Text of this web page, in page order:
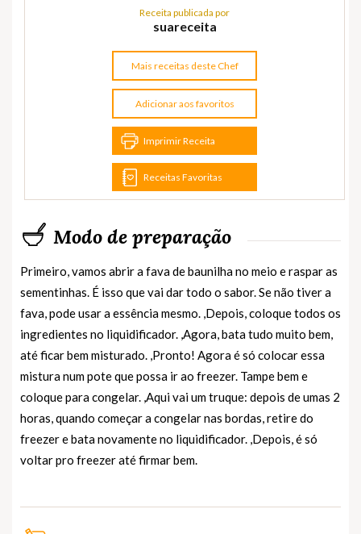
Receita publicada por
suareceita
Mais receitas deste Chef
Adicionar aos favoritos
Imprimir Receita
Receitas Favoritas
Modo de preparação
Primeiro, vamos abrir a fava de baunilha no meio e raspar as
sementinhas. É isso que vai dar todo o sabor. Se não tiver a
fava, pode usar a essência mesmo. ,Depois, coloque todos os
ingredientes no liquidificador. ,Agora, bata tudo muito bem,
até ficar bem misturado. ,Pronto! Agora é só colocar essa
mistura num pote que possa ir ao freezer. Tampe bem e
coloque para congelar. ,Aqui vai um truque: depois de umas 2
horas, quando começar a congelar nas bordas, retire do
freezer e bata novamente no liquidificador. ,Depois, é só
voltar pro freezer até firmar bem.